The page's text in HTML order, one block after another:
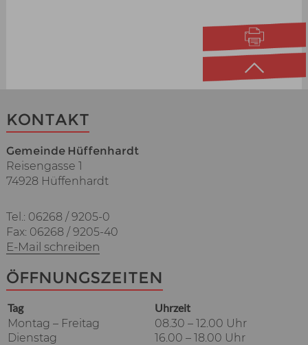
KONTAKT
Gemeinde Hüffenhardt
Reisengasse 1
74928 Hüffenhardt
Tel.: 06268 / 9205-0
Fax: 06268 / 9205-40
E-Mail schreiben
ÖFFNUNGSZEITEN
Tag
Uhrzeit
Montag – Freitag
08.30 – 12.00 Uhr
Dienstag
16.00 – 18.00 Uhr